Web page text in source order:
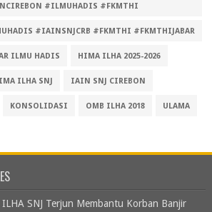
#ILMUHADIS #FKMTHI
#IAINSNJCRB #FKMTHI #FKMTHIJABAR
ILMU HADIS HIMA ILHA 2025-2026
ILHA SNJ IAIN SNJ CIREBON
KONSOLIDASI OMB ILHA 2018 ULAMA
SNJ Terjun Membantu Korban Banjir